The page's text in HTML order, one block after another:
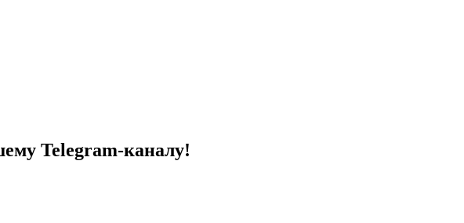
Telegram-каналу!